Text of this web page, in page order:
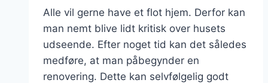
Alle vil gerne have et flot hjem. Derfor kan
man nemt blive lidt kritisk over husets
udseende. Efter noget tid kan det således
medføre, at man påbegynder en
renovering. Dette kan selvfølgelig godt